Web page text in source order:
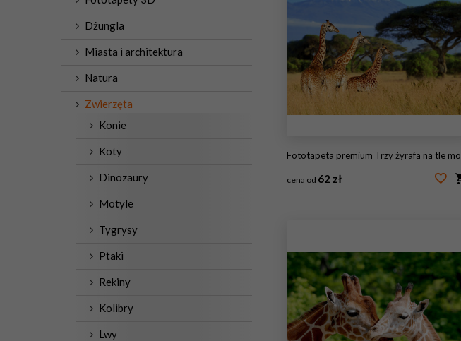
Dżungla
Miasta i architektura
Natura
Zwierzęta
Konie
Koty
Dinozaury
Motyle
Tygrysy
Ptaki
Rekiny
Kolibry
Lwy
Fototapeta premium Trzy żyrafa na tle montażu Kilimandżaro
cena od 62 zł